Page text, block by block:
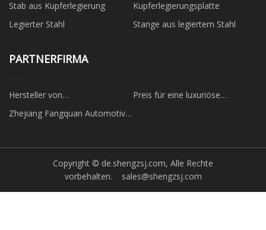
Stab aus Kupferlegierung
Kupferlegierungsplatte
Legierter Stahl
Stange aus legiertem Stahl
PARTNERFIRMA
Hersteller von
Maschinenschrauben in China
Preis für eine luxuriöse
Zhejiang Fangquan Automotive
Copyright © de.shengzsj.com, Alle Rechte
vorbehalten. sales@shengzsj.com